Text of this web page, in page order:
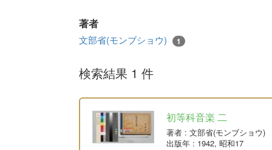
著者
文部省(モンブショウ) 1
検索結果 1 件
初等科音楽 二
著者 : 文部省(モンブショウ)
出版年 : 1942, 昭和17